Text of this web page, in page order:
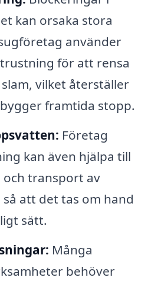
kan orsaka stora
använder
för att rensa
vilket återställer
framtida stopp.
Företag
kan även hjälpa till
transport av
att det tas om hand
sätt.
Många
behöver